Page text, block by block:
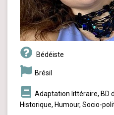
Bédéiste
Brésil
Adaptation littéraire, BD
Historique, Humour, Socio-